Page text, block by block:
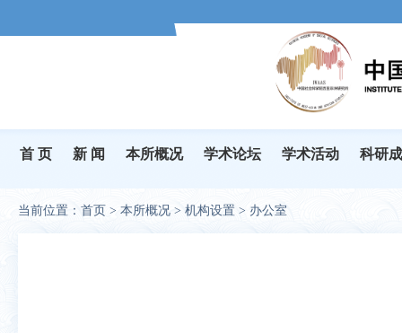
首 页 新 闻 本所概况 学术论坛 学术活动 科研
当前位置： 首页 > 本所概况 > 机构设置 > 办公室